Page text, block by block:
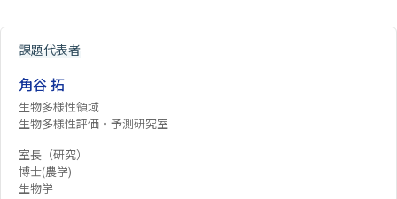
課題代表者
角谷 拓
生物多様性領域
生物多様性評価・予測研究室
室長（研究）
博士(農学)
生物学